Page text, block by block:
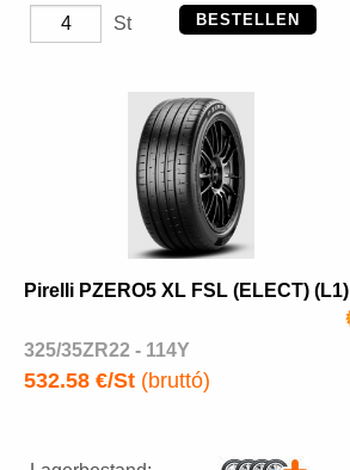
St BESTELLEN
Pirelli PZERO5 XL FSL (ELECT) (L1)
325/35ZR22 - 114Y
532.58 €/St (bruttó)